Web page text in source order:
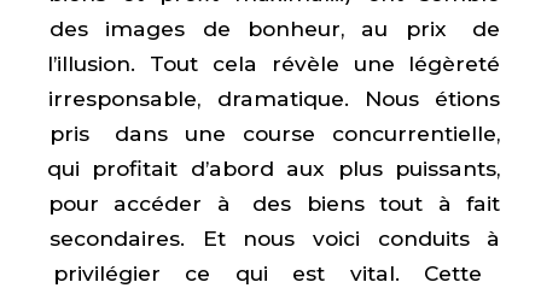
des images de bonheur, au prix de
l’illusion. Tout cela révèle une légèreté
irresponsable, dramatique. Nous étions
pris dans une course concurrentielle,
qui profitait d’abord aux plus puissants,
pour accéder à des biens tout à fait
secondaires. Et nous voici conduits à
privilégier ce qui est vital. Cette